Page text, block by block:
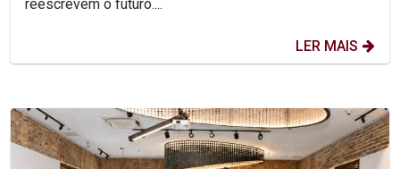
reescrevem o futuro....
LER MAIS